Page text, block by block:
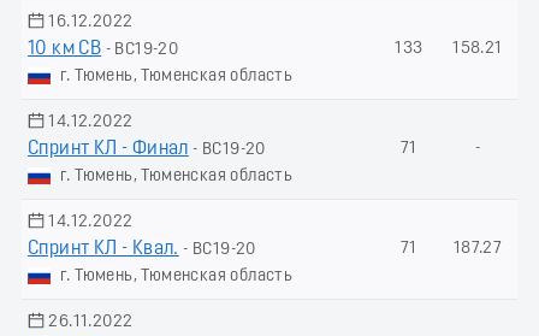
16.12.2022
10 км СВ - ВС19-20
г. Тюмень, Тюменская область
133 158.21
14.12.2022
Спринт КЛ - Финал - ВС19-20
г. Тюмень, Тюменская область
71 -
14.12.2022
Спринт КЛ - Квал. - ВС19-20
г. Тюмень, Тюменская область
71 187.27
26.11.2022